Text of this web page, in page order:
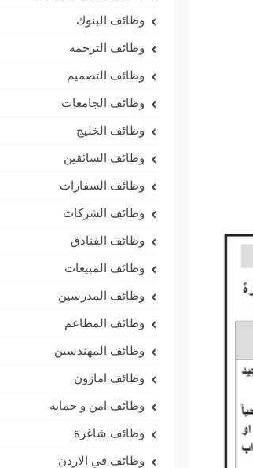
وظائف البنوك
وظائف الترجمة
وظائف التصميم
وظائف الجامعات
وظائف الخليج
وظائف السائقين
وظائف السفارات
وظائف الشركات
وظائف الفنادق
وظائف المبيعات
وظائف المدرسين
وظائف المطاعم
وظائف المهندسين
وظائف امازون
وظائف امن و حماية
وظائف شاغرة
وظائف في الاردن